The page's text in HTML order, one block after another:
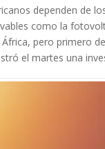
dependen de
como la
pero primero
el martes una